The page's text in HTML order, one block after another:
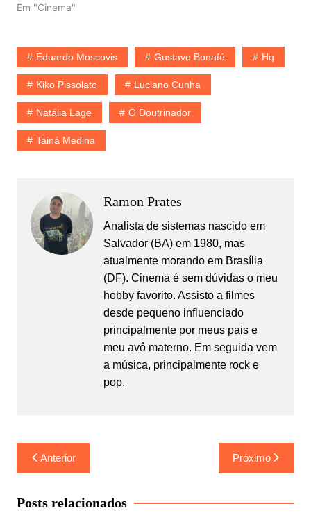
Em "Cinema"
Eduardo Moscovis Gustavo Bonafé Hq
Kiko Pissolato Luciano Cunha
Natália Lage O Doutrinador
Tainá Medina
Ramon Prates
Analista de sistemas nascido em
Salvador (BA) em 1980, mas
atualmente morando em Brasília
(DF). Cinema é sem dúvidas o meu
hobby favorito. Assisto a filmes
desde pequeno influenciado
principalmente por meus pais e
meu avô materno. Em seguida vem
a música, principalmente rock e
pop.
Navegação
de
Post
Anterior Próximo
Posts relacionados